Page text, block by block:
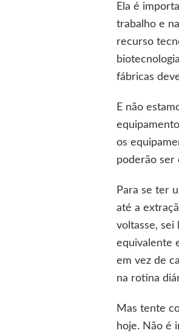
Ela é
trabalho e
recurso
fábricas
E não
os
poderão ser
Para se ter
até a
voltasse,
equivalente
em vez de
na rotina
Mas tente
hoje. Não é